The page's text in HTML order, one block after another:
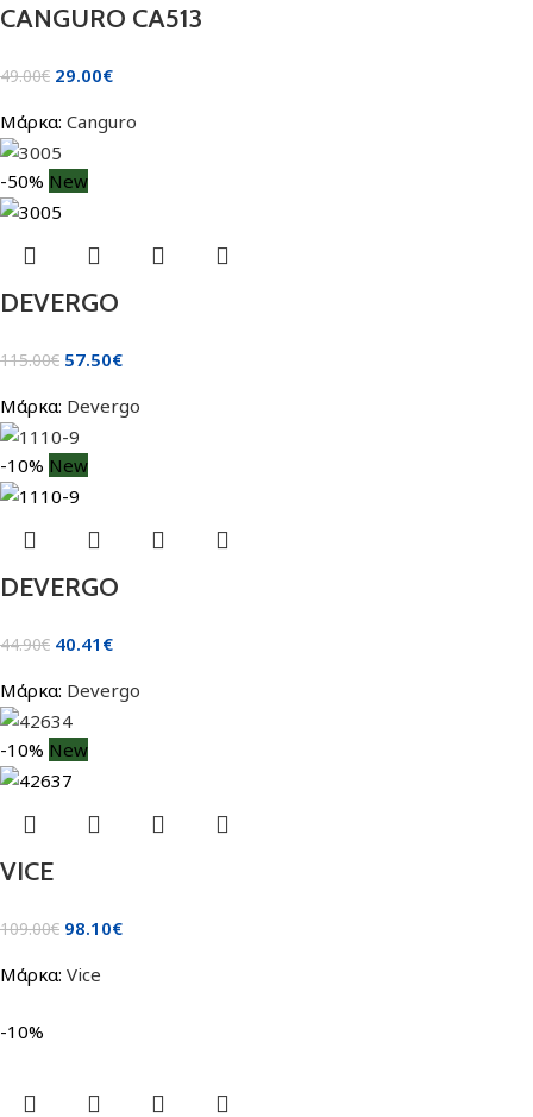
CANGURO CA513
49.00€ 29.00€
Μάρκα: Canguro
-50% New
DEVERGO
115.00€ 57.50€
Μάρκα: Devergo
-10% New
DEVERGO
44.90€ 40.41 €
Μάρκα: Devergo
-10% New
VICE
109.00€ 98.10€
Μάρκα: Vice
-10%